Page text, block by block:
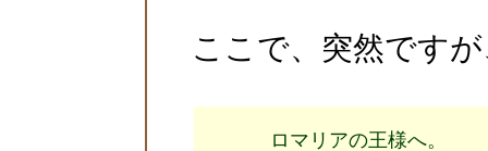
ここで、突然です
ロマリアの王様へ。